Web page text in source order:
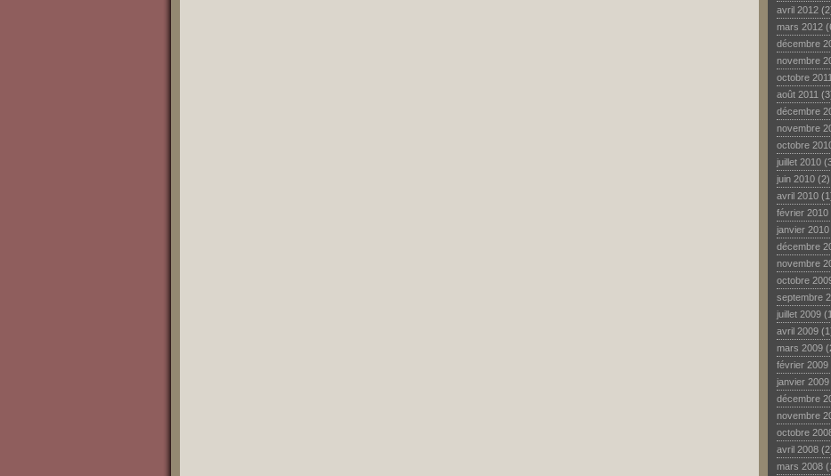
avril 2012
mars 2012
décembre
novembre
octobre 2011
août 2011
décembre
novembre
octobre
juillet 2010
juin 2010 (2)
avril 2010
février 2010
janvier 2010
décembre
novembre
octobre
septembre
juillet 2009
avril 2009
mars 2009
février 2009
janvier 2009
décembre
novembre
octobre
avril 2008
mars 2008